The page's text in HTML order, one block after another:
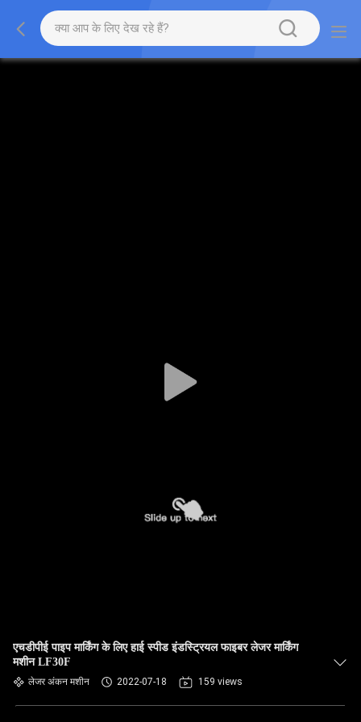
एचडीपीई पाइप मार्किंग के लिए हाई स्पीड इंडस्ट्रियल फाइबर लेजर मार्किंग
मशीन LF30F
लेजर अंकन मशीन 2022-07-18 159 views